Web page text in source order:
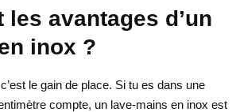
les avantages d’un
inox ?
le gain de place. Si tu es dans une
compte, un lave-mains en inox est